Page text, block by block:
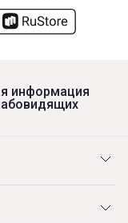
информация